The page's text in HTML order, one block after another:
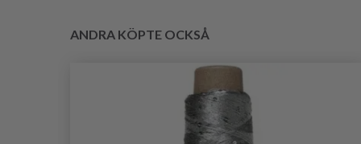
ANDRA KÖPTE OCKSÅ